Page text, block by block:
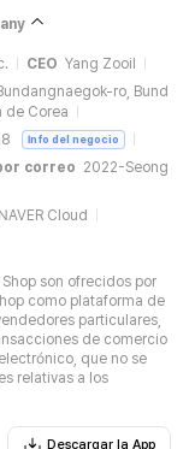
CEO Yang Zooil
ro, Bund
de Corea
Info del negocio
correo 2022-Seong
Cloud
son ofrecidos por
como plataforma de
particulares,
de comercio
que no se
relativas a los
Descargar la App